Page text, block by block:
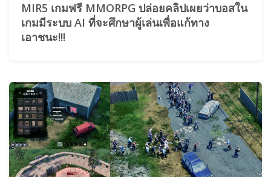
MIR5 เกมฟรี MMORPG ปล่อยคลิปเผยว่าบอสใน
เกมมีระบบ AI ที่จะศึกษาผู้เล่นเพื่อแก้ทาง
เอาชนะ!!!